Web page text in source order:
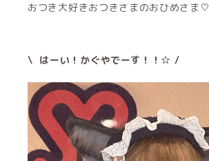
おつき大好きおつきさまのおひめさま♡
\ はーい！かぐやでーす！！☆ /